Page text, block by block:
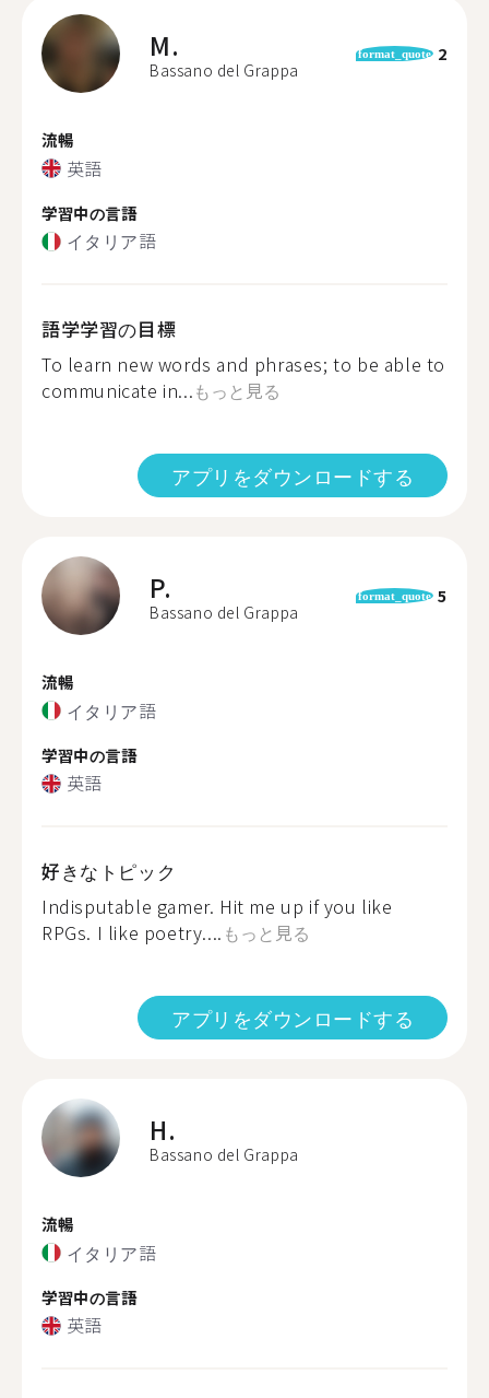
M.
Bassano del Grappa
format_quote 2
流暢
英語
学習中の言語
イタリア語
語学学習の目標
To learn new words and phrases; to be able to
communicate in...もっと見る
アプリをダウンロードする
P.
Bassano del Grappa
format_quote 5
流暢
イタリア語
学習中の言語
英語
好きなトピック
Indisputable gamer. Hit me up if you like
RPGs. I like poetry.... もっと見る
アプリをダウンロードする
H.
Bassano del Grappa
流暢
イタリア語
学習中の言語
英語